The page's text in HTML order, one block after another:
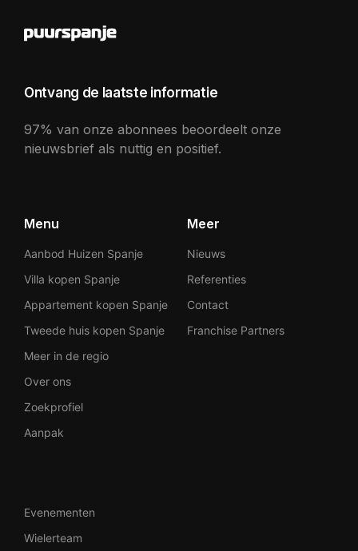
Ontvang de laatste informatie
97% van onze abonnees beoordeelt onze
nieuwsbrief als nuttig en positief.
Menu
Aanbod Huizen Spanje
Villa kopen Spanje
Appartement kopen Spanje
Tweede huis kopen Spanje
Meer in de regio
Over ons
Zoekprofiel
Aanpak
Meer
Nieuws
Referenties
Contact
Franchise Partners
Evenementen
Wielerteam